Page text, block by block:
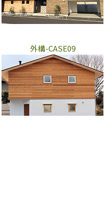
外構-CASE09